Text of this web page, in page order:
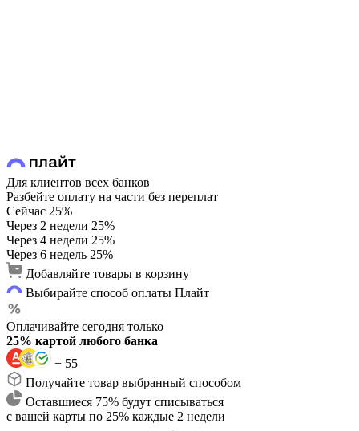
Для клиентов всех банков
Разбейте оплату на части без переплат
Сейчас 25%
Через 2 недели 25%
Через 4 недели 25%
Через 6 недель 25%
Добавляйте товары в корзину
Выбирайте способ оплаты Плайт
Оплачивайте сегодня только
25% картой любого банка
+ 55
Получайте товар выбранный способом
Оставшиеся 75% будут списываться
с вашей карты по 25% каждые 2 недели